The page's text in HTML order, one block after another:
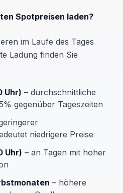
Spotpreisen laden?
im Laufe des Tages
Ladung finden Sie
Uhr) – durchschnittliche
gegenüber Tageszeiten
niedrigere Preise
Uhr) – an Tagen mit hoher
– höhere